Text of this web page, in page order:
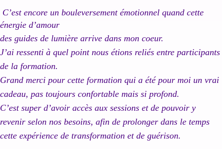
C’est encore un bouleversement émotionnel quand cette
énergie d’amour
des guides de lumière arrive dans mon coeur.
J’ai ressenti à quel point nous étions reliés entre participants
de la formation.
Grand merci pour cette formation qui a été pour moi un vrai
cadeau, pas toujours confortable mais si profond.
C’est super d’avoir accès aux sessions et de pouvoir y
revenir selon nos besoins, afin de prolonger dans le temps
cette expérience de transformation et de guérison.